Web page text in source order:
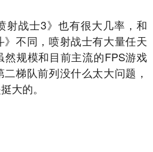
射战士3》也有很大几率，和
》不同，喷射战士有大量任天
规模和目前主流的FPS游戏
梯队前列没什么太大问题，
大的。